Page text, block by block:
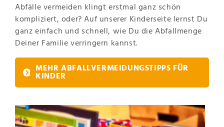
Abfälle vermeiden klingt erstmal ganz schön
kompliziert, oder? Auf unserer Kinderseite lernst Du
ganz einfach und schnell, wie Du die Abfallmenge
Deiner Familie verringern kannst.
MEHR ABFALLVERMEIDUNGSTIPPS FÜR
KINDER